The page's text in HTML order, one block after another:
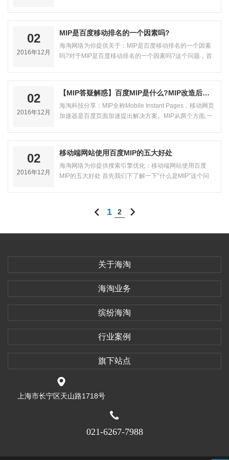
02
2016年12月
MIP是百度移动排名的一个因素吗?
海淘网络为你提供关于：MIP是百度移动排名的一个因素
吗?对于MIP是百度移动排名的一个因素吗?这个问题，首
02
2016年12月
【MIP答疑解惑】百度MIP是什么?MIP改造后的影响?
海淘科技分享：MIP全称Mobile Instant Pages，移动网页
加速器是百度页面加速提出解决方案。MIP从两个方面,一
02
2016年12月
移动端网站使用百度MIP的五大好处
海淘网络为你提供搜索引擎优化：移动端网站使用百度
MIP的五大好处 首先我们下了解一下“什么是MIP”这个问
1 2
关于海淘
海淘业务
缤纷海淘
行业案例
旗下站点
上海市长宁区天山路1718号
021-6267-7988